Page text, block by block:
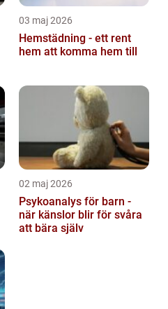
03 maj 2026
Hemstädning - ett rent
hem att komma hem till
02 maj 2026
Psykoanalys för barn -
när känslor blir för svåra
att bära själv